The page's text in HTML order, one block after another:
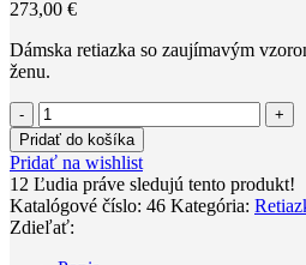
273,00 €
Dámska retiazka so zaujímavým
ženu.
množstvo
Retiazka
Bianca
Pridať do košíka
Pridať na wishlist
12 Ľudia práve sledujú tento produkt!
Katalógové číslo: 46 Kategória:
Zdieľať: